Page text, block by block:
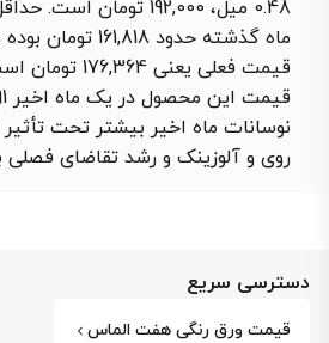
0.48 میل، 192,000
ماه گذشته حدود
قیمت فعلی
نوسانات ماه اخیر بیشتر تحت
روی و آلوزینک و رشد تقاضای
دسترسی سریع
قیمت ورق رنگی هفت الماس